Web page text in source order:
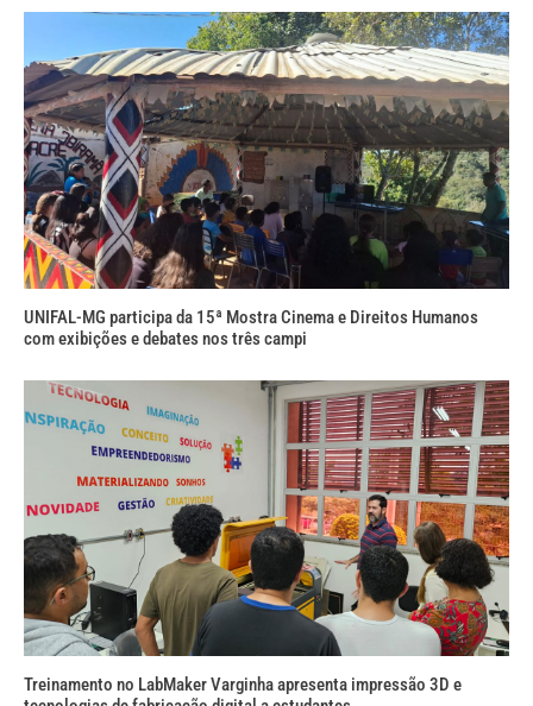
UNIFAL-MG participa da 15ª Mostra Cinema e Direitos Humanos
com exibições e debates nos três campi
Treinamento no LabMaker Varginha apresenta impressão 3D e